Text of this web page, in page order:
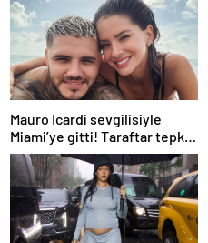
Mauro Icardi sevgilisiyle
Miami’ye gitti! Taraftar tepki
gösterdi